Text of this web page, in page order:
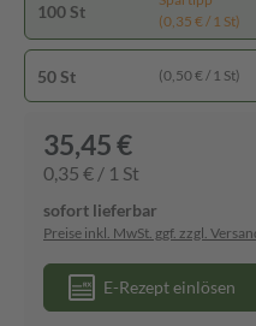
100 St
(0,35 € / 1 St)
50 St (0,50 € / 1 St)
35,45 €
0,35 € / 1 St
sofort lieferbar
Preise inkl. MwSt. ggf. zzgl.
E-Rezept einlösen